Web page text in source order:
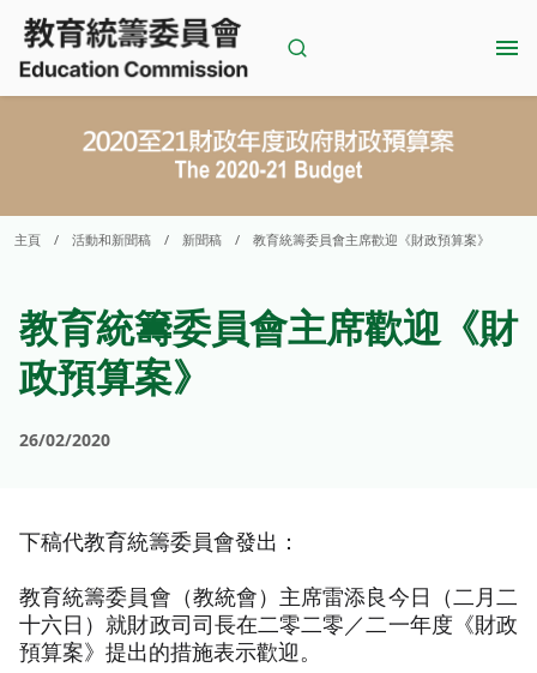
Skip
content
主頁 / 活動和新聞稿 / 新聞稿 / 教育統籌委員會主席歡迎《財政預算案》
教育統籌委員會主席歡迎《財
政預算案》
26/02/2020
下稿代教育統籌委員會發出：
教育統籌委員會（教統會）主席雷添良今日（二月二
十六日）就財政司司長在二零二零／二一年度《財政
預算案》提出的措施表示歡迎。